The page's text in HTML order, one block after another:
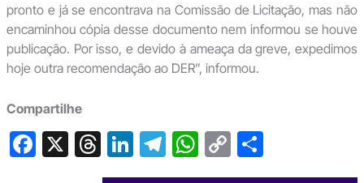
pronto e já se encontrava na Comissão de Licitação, mas não
encaminhou cópia desse documento nem informou se houve
publicação. Por isso, e devido à ameaça da greve, expedimos
hoje outra recomendação ao DER”, informou.
Compartilhe
F X T
hr
Li
n
T
el
W
h
C
o
S
h